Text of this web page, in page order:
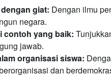
giat: Dengan ilmu
negara.
contoh yang baik:
jawab.
organisasi siswa:
dan